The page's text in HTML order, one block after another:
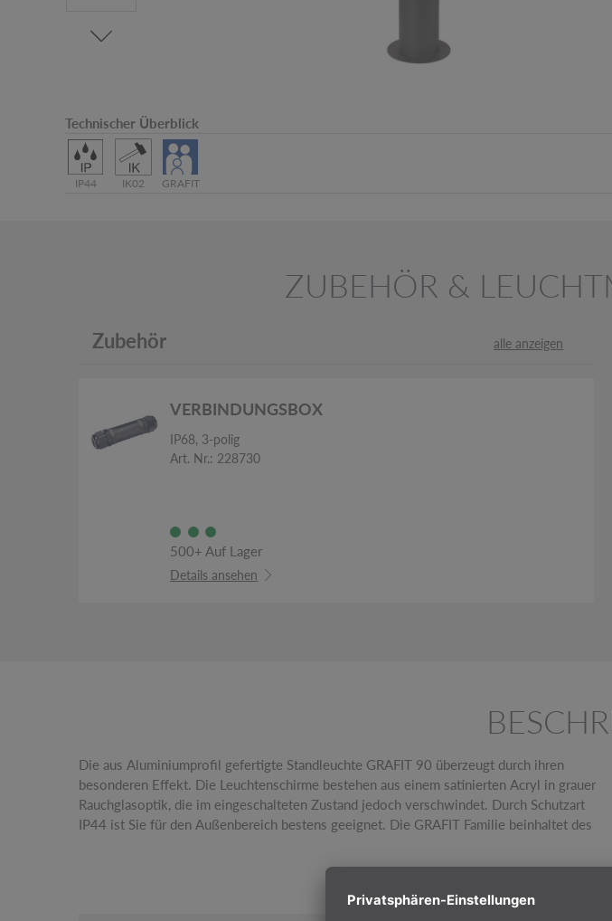
Technischer Überblick
IP44 IK02 GRAFIT
ZUBEHÖR &
Zubehör alle anzeigen
VERBINDUNGSBOX
IP68, 3-polig
Art. Nr.: 228730
500+ Auf Lager
Details ansehen
Die aus Aluminiumprofil gefertigte Standleuchte GRAFIT 90 überzeugt durch ihren
besonderen Effekt. Die Leuchtenschirme bestehen aus einem satinierten Acryl in grauer
Rauchglasoptik, die im eingeschalteten Zustand jedoch verschwindet. Durch Schutzart
IP44 ist Sie für den Außenbereich bestens geeignet. Die GRAFIT Familie beinhaltet des
weiteren Wandleuchten und Poles in unterschiedlichen Höhen. Neben den runden
Formen sind auch eckige Modelle erhältlich. Alle Varianten können über E27
Leuchtmittel in individueller Lichtfarbe ausgestattet werden. Die Poles sind durch das